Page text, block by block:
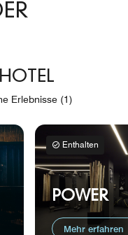
Erlebnisse (1)
Enthalten
POWER
Mehr erfahren